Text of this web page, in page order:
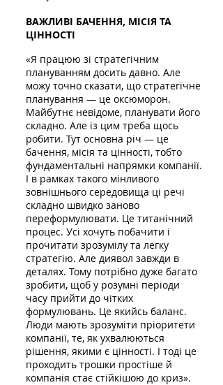
ВАЖЛИВІ БАЧЕННЯ, МІСІЯ ТА
ЦІННОСТІ
«Я працюю зі стратегічним
плануванням досить давно. Але
можу точно сказати, що стратегічне
планування — це оксюморон.
Майбутнє невідоме, планувати його
складно. Але із цим треба щось
робити. Тут основна річ — це
бачення, місія та цінності, тобто
фундаментальні напрямки компанії.
І в рамках такого мінливого
зовнішнього середовища ці речі
складно швидко заново
переформулювати. Це титанічний
процес. Усі хочуть побачити і
прочитати зрозумілу та легку
стратегію. Але диявол завжди в
деталях. Тому потрібно дуже багато
зробити, щоб у розумні періоди
часу прийти до чітких
формулювань. Це якийсь баланс.
Люди мають зрозуміти пріоритети
компанії, те, як ухвалюються
рішення, якими є цінності. І тоді це
проходить трошки простіше й
компанія стає стійкішою до криз».